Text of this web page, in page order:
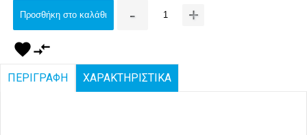
Προσθήκη στο καλάθι - +
favoritecompare_arrows
ΠΕΡΙΓΡΑΦΗ ΧΑΡΑΚΤΗΡΙΣΤΙΚΑ